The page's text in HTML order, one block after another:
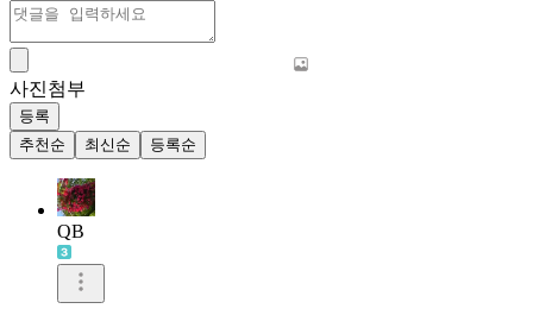
사진첨부
등록
추천순
최신순 등록순
QB